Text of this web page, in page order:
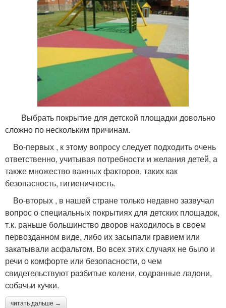
Выбрать покрытие для детской площадки довольно
сложно по нескольким причинам.
Во-первых , к этому вопросу следует подходить очень
ответственно, учитывая потребности и желания детей, а
также множество важных факторов, таких как
безопасность, гигиеничность.
Во-вторых , в нашей стране только недавно зазвучал
вопрос о специальных покрытиях для детских площадок,
т.к. раньше большинство дворов находилось в своем
первозданном виде, либо их засыпали гравием или
закатывали асфальтом. Во всех этих случаях не было и
речи о комфорте или безопасности, о чем
свидетельствуют разбитые колени, содранные ладони,
собачьи кучки.
читать дальше →